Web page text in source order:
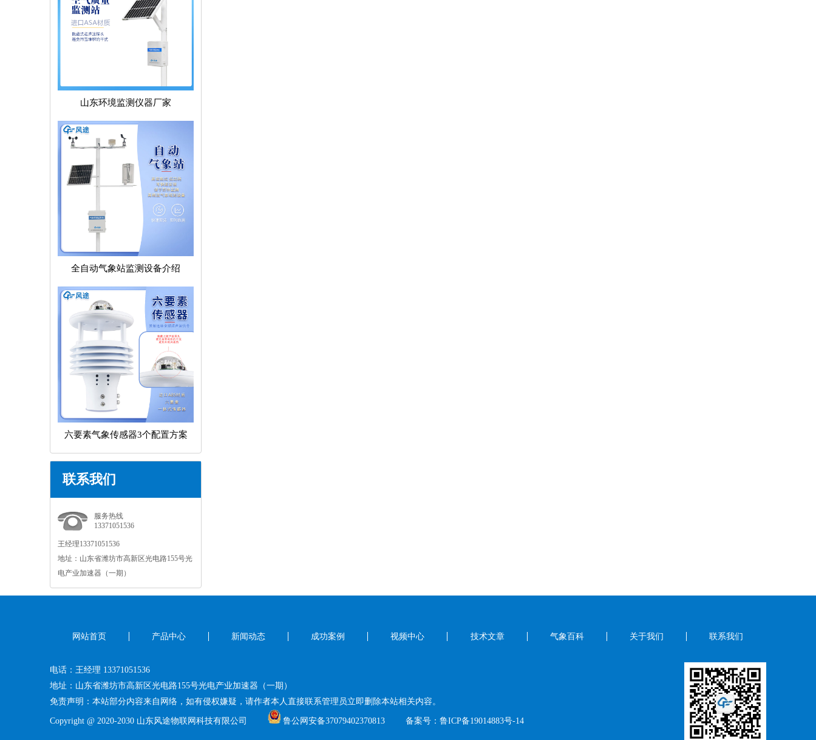
山东环境监测仪器厂家
全自动气象站监测设备介绍
六要素气象传感器3个配置方案
联系我们
服务热线
13371051536
王经理13371051536
地址：山东省潍坊市高新区光电路155号光
电产业加速器（一期）
网站首页 产品中心 新闻动态 成功案例 视频中心 技术文章 气象百科 关于我们 联系我们
电话：王经理13371051536
地址：山东省潍坊市高新区光电路155号光电产业加速器（一期）
免责声明：本站部分内容来自网络，如有侵权嫌疑，请作者本人直接联系管理员立即删除本站相关内容。
Copyright@2020-2030山东风途物联网科技有限公司 鲁公网安备37079402370813 备案号： 鲁ICP备19014883号-14